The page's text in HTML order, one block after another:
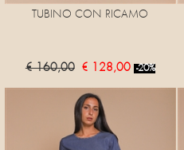
TUBINO CON RICAMO
€ 160,00 € 128,00 -20%